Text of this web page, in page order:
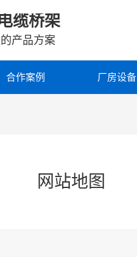
合作案例 厂房设备
缆桥架
产品方案
网站地图